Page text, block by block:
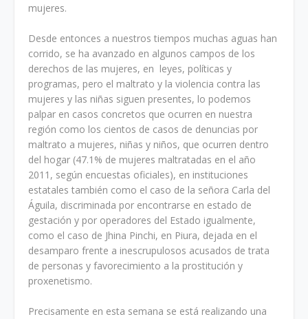
mujeres.
Desde entonces a nuestros tiempos muchas aguas han
corrido, se ha avanzado en algunos campos de los
derechos de las mujeres, en leyes, políticas y
programas, pero el maltrato y la violencia contra las
mujeres y las niñas siguen presentes, lo podemos
palpar en casos concretos que ocurren en nuestra
región como los cientos de casos de denuncias por
maltrato a mujeres, niñas y niños, que ocurren dentro
del hogar (47.1% de mujeres maltratadas en el año
2011, según encuestas oficiales), en instituciones
estatales también como el caso de la señora Carla del
Águila, discriminada por encontrarse en estado de
gestación y por operadores del Estado igualmente,
como el caso de Jhina Pinchi, en Piura, dejada en el
desamparo frente a inescrupulosos acusados de trata
de personas y favorecimiento a la prostitución y
proxenetismo.
Precisamente en esta semana se está realizando una